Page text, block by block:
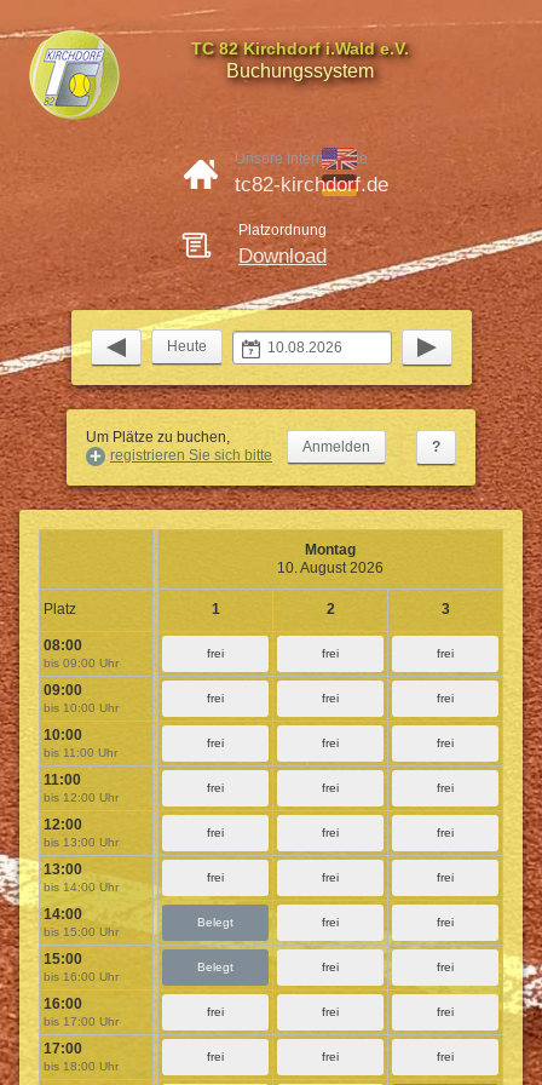
TC 82 Kirchdorf i.Wald e.V.
Buchungssystem
Unsere Internetseite
tc82-kirchdorf.de
Platzordnung
Download
Heute
Um Plätze zu buchen,
registrieren Sie sich bitte
?
Platz
08:00
bis 09:00 Uhr
09:00
bis 10:00 Uhr
10:00
bis 11:00 Uhr
11:00
bis 12:00 Uhr
12:00
bis 13:00 Uhr
13:00
bis 14:00 Uhr
14:00
bis 15:00 Uhr
15:00
bis 16:00 Uhr
16:00
bis 17:00 Uhr
17:00
bis 18:00 Uhr
Montag
10. August 2026
1 2 3
frei frei frei
frei frei frei
frei frei frei
frei frei frei
frei frei frei
frei frei frei
Belegt frei frei
Belegt frei frei
frei frei frei
frei frei frei